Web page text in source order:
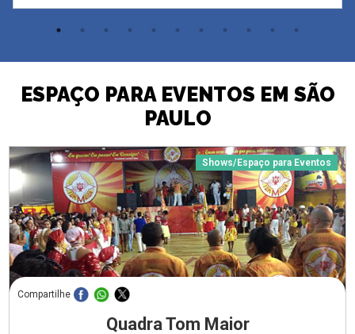
ESPAÇO PARA EVENTOS EM SÃO
PAULO
Shows/Espaço para Eventos
Compartilhe
Quadra Tom Maior